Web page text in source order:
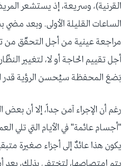
القرنية)، وسريعة، إذ يستشعر
الساعات القليلة الأولى. وبعد مضي
مراجعة عينية من أجل التحقّق
أجل تقييم الحاجة أو لا، لتغيير
بَضعَ المحفظة سيُحسن الرؤية قدر
رغم أن الإجراء آمن جداً، إلا أن
"أجسام عائمة" في الأيام التي تلي
يكون هذا عائدٌ إلى أجزاء صغيرة
يتم امتصاصها، لتختفي بذلك، بعد